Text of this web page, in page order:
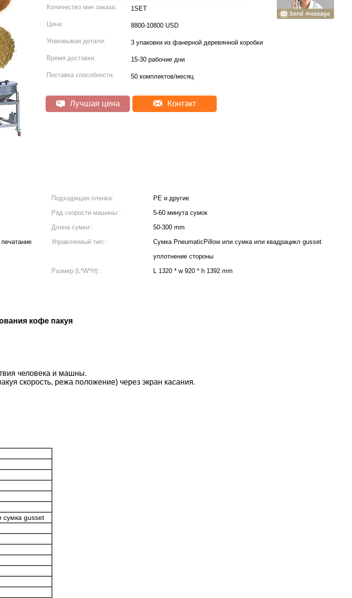
Количество мин заказа: 1SET
Цена: 8800-10800 USD
Упаковывая детали: 3 упаковки из фанерной деревянной коробки
Время доставки: 15-30 рабочие дни
Поставка способности: 50 комплектов/месяц
Лучшая цена Контакт
Подходящая пленка:
PE и другие
Ряд скорости машины::
5-60 минута сумок
Длина сумки::
50-300 mm
Управляемый тип::
Сумка PneumaticPillow или сумка или квадрацикл gusset
уплотнение стороны
Размер (L*W*H):: L 1320 * w 920 * h 1392 mm
кофе пакуя
человека и машны.
скорость, режа положение) через экран касания.
сумка gusset